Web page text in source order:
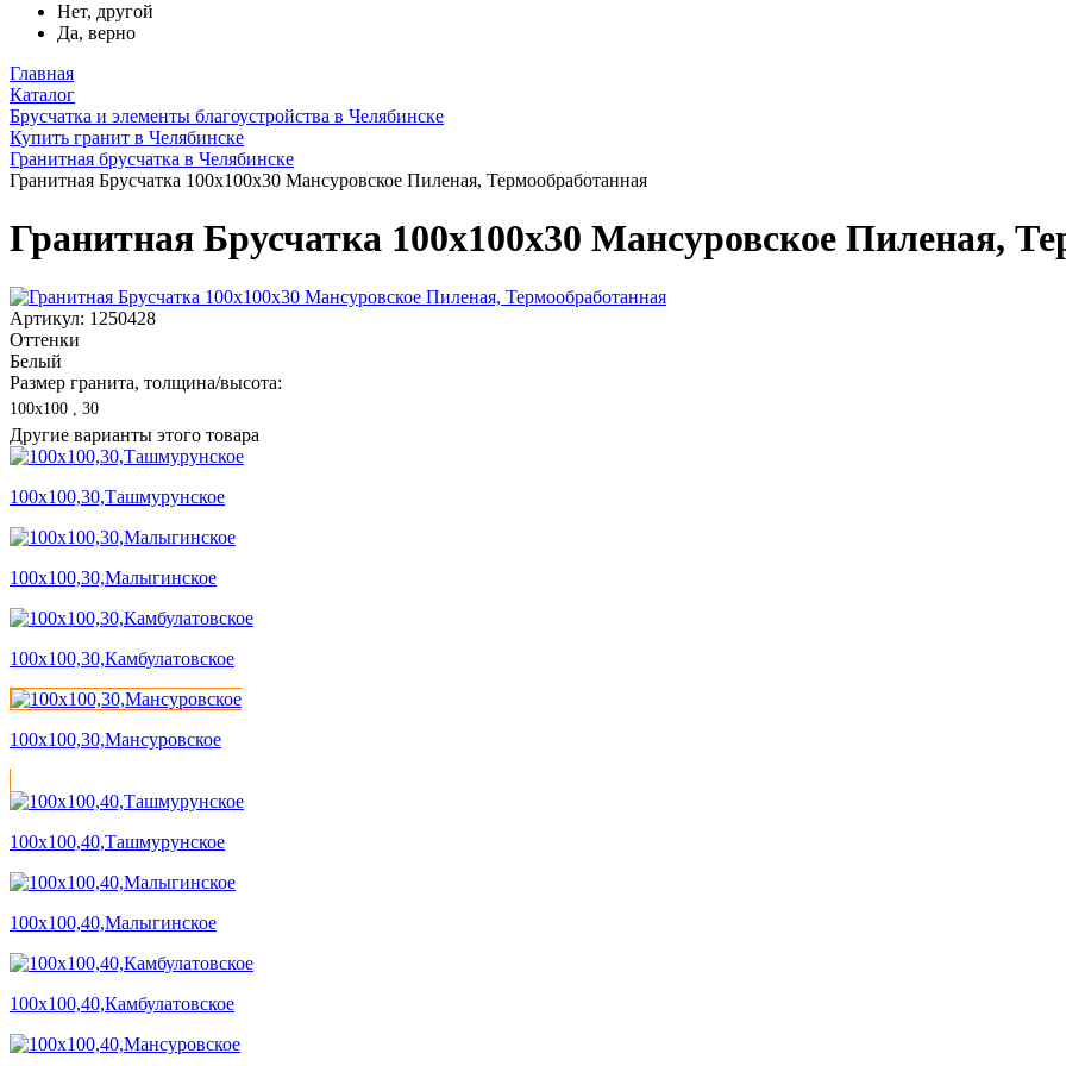
Нет, другой
Да, верно
Главная
Каталог
Брусчатка и элементы благоустройства в Челябинске
Купить гранит в Челябинске
Гранитная брусчатка в Челябинске
Гранитная Брусчатка 100х100x30 Мансуровское Пиленая, Термообработанная
Гранитная Брусчатка 100х100x30 Мансуровское Пиленая,
Артикул: 1250428
Оттенки
Белый
Размер гранита, толщина/высота:
100х100 , 30
Другие варианты этого товара
100х100,30,Ташмурунское
100х100,30,Малыгинское
100х100,30,Камбулатовское
100х100,30,Мансуровское
100х100,40,Ташмурунское
100х100,40,Малыгинское
100х100,40,Камбулатовское